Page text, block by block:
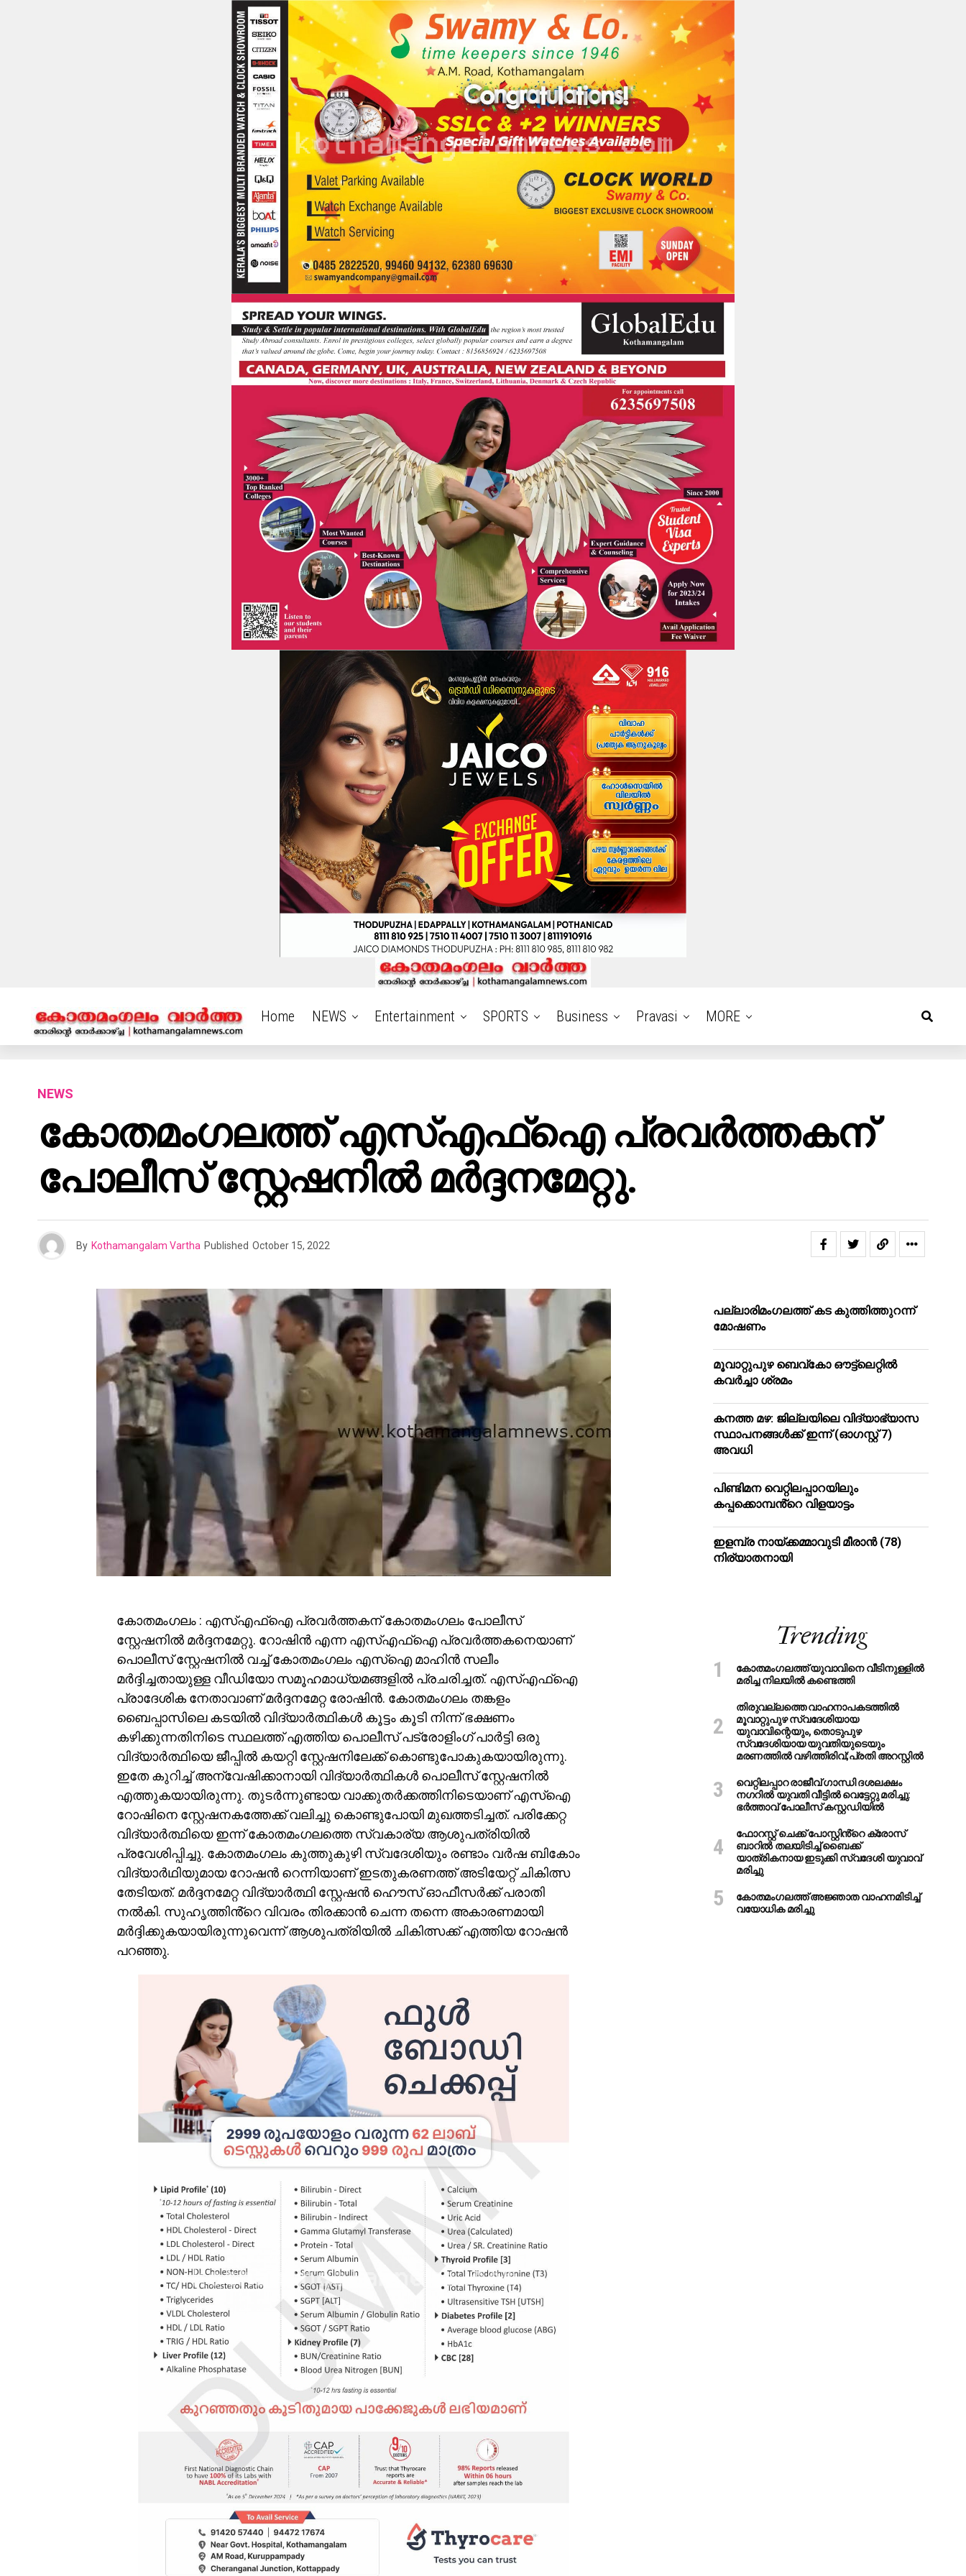
Home NEWS Entertainment SPORTS Business Pravasi MORE
NEWS
കോതമംഗലത്ത് എസ്എഫ്ഐ പ്രവർത്തകന്
പോലീസ് സ്റ്റേഷനിൽ മർദ്ദനമേറ്റു.
By Kothamangalam Vartha Published October 15, 2022
കോതമംഗലം : എസ്എഫ്ഐ പ്രവർത്തകന് കോതമംഗലം പോലീസ്
സ്റ്റേഷനിൽ മർദ്ദനമേറ്റു. റോഷിൻ എന്ന എസ്എഫ്ഐ പ്രവർത്തകനെയാണ്
പൊലീസ് സ്റ്റേഷനിൽ വച്ച് കോതമംഗലം എസ്ഐ മാഹിൻ സലീം
മർദ്ദിച്ചതായുള്ള വീഡിയോ സമൂഹമാധ്യമങ്ങളിൽ പ്രചരിച്ചത്. എസ്എഫ്ഐ
പ്രാദേശിക നേതാവാണ് മർദ്ദനമേറ്റ രോഷിൻ. കോതമംഗലം തങ്കളം
ബൈപ്പാസിലെ കടയിൽ വിദ്യാർത്ഥികൾ കൂട്ടം കൂടി നിന്ന് ഭക്ഷണം
കഴിക്കുന്നതിനിടെ സ്ഥലത്ത് എത്തിയ പൊലീസ് പട്രോളിംഗ് പാർട്ടി ഒരു
വിദ്യാർത്ഥിയെ ജീപ്പിൽ കയറ്റി സ്റ്റേഷനിലേക്ക് കൊണ്ടുപോകുകയായിരുന്നു.
ഇതേ കുറിച്ച് അന്വേഷിക്കാനായി വിദ്യാർത്ഥികൾ പൊലീസ് സ്റ്റേഷനിൽ
എത്തുകയായിരുന്നു. തുടർന്നുണ്ടായ വാക്കുതർക്കത്തിനിടെയാണ് എസ്ഐ
റോഷിനെ സ്റ്റേഷനകത്തേക്ക് വലിച്ചു കൊണ്ടുപോയി മുഖത്തടിച്ചത്. പരിക്കേറ്റ
വിദ്യാർത്ഥിയെ ഇന്ന് കോതമംഗലത്തെ സ്വകാര്യ ആശുപത്രിയിൽ
പ്രവേശിപ്പിച്ചു. കോതമംഗലം കുത്തുകുഴി സ്വദേശിയും രണ്ടാം വർഷ ബികോം
വിദ്യാർഥിയുമായ റോഷൻ റെന്നിയാണ് ഇടതുകരണത്ത് അടിയേറ്റ് ചികിത്സ
തേടിയത്. മർദ്ദനമേറ്റ വിദ്യാർത്ഥി സ്റ്റേഷൻ ഹൌസ് ഓഫീസർക്ക് പരാതി
നൽകി. സുഹൃത്തിൻ്റെ വിവരം തിരക്കാൻ ചെന്ന തന്നെ അകാരണമായി
മർദ്ദിക്കുകയായിരുന്നുവെന്ന് ആശുപത്രിയിൽ ചികിത്സക്ക് എത്തിയ റോഷൻ
പറഞ്ഞു.
പ​ല്ലാ​രി​മം​ഗ​ല​ത്ത് ക​ട കു​ത്തി​ത്തുറ​ന്ന്
മോ​ഷ​ണം
മൂ​വാ​റ്റു​പു​ഴ ബെ​വ്കോ ഔ​ട്ട്‌​ലെ​റ്റിൽ
കവർച്ചാ ശ്രമം
കനത്ത മഴ: ജില്ലയിലെ വിദ്യാഭ്യാസ
സ്ഥാപനങ്ങള്‍ക്ക് ഇന്ന് (ഓഗസ്റ്റ് 7)
അവധി
പിണ്ടിമന വെറ്റിലപ്പാറയിലും
കപ്പക്കൊമ്പൻ്റെ വിളയാട്ടം
ഇളമ്പ്ര നായ്ക്കമ്മാവുടി മീരാൻ (78)
നിര്യാതനായി
Trending
കോതമംഗലത്ത് യുവാവിനെ വീടിനുള്ളിൽ
മരിച്ച നിലയിൽ കണ്ടെത്തി
തിരുവല്ലത്തെ വാഹനാപകടത്തില്‍
മൂവാറ്റുപുഴ സ്വദേശിയായ
യുവാവിന്റെയും, തൊടുപുഴ
സ്വദേശിയായ യുവതിയുടെയും
മരണത്തില്‍ വഴിത്തിരിവ്;പ്രതി അറസ്റ്റില്‍
വെറ്റിലപ്പാറ രാജീവ് ഗാന്ധി ദശലക്ഷം
നഗറിൽ യുവതി വീട്ടിൽ വെട്ടേറ്റു മരിച്ചു:
ഭർത്താവ് പോലീസ് കസ്റ്റഡിയിൽ
ഫോറസ്റ്റ് ചെക്ക് പോസ്റ്റിൻ്റെ ക്രോസ്
ബാറില്‍ തലയിടിച്ച് ബൈക്ക്
യാത്രികനായ ഇടുക്കി സ്വദേശി യുവാവ്
മരിച്ചു
കോതമംഗലത്ത് അജ്ഞാത വാഹനമിടിച്ച്
വയോധിക മരിച്ചു